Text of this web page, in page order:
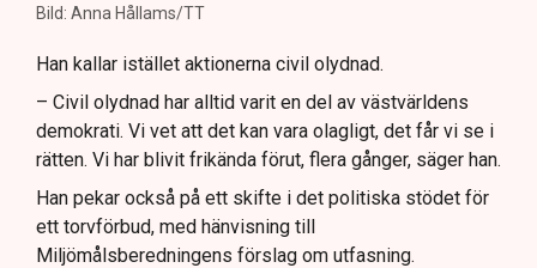
Bild: Anna Hållams/TT
Han kallar istället aktionerna civil olydnad.
– Civil olydnad har alltid varit en del av västvärldens
demokrati. Vi vet att det kan vara olagligt, det får vi se i
rätten. Vi har blivit frikända förut, flera gånger, säger han.
Han pekar också på ett skifte i det politiska stödet för
ett torvförbud, med hänvisning till
Miljömålsberedningens förslag om utfasning.